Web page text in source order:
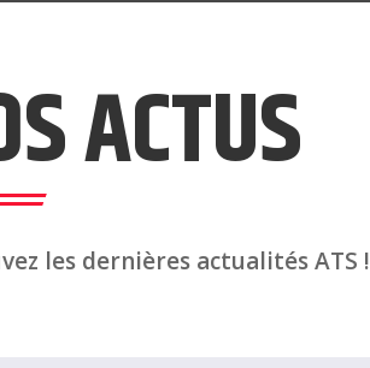
ACTUS
les dernières actualités ATS !